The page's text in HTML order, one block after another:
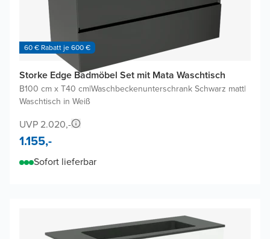
60 € Rabatt je 600 €
Storke Edge Badmöbel Set mit Mata Waschtisch
B100 cm x T40 cm|Waschbeckenunterschrank Schwarz matt|
Waschtisch in Weiß
UVP 2.020,-
1.155,-
Sofort lieferbar